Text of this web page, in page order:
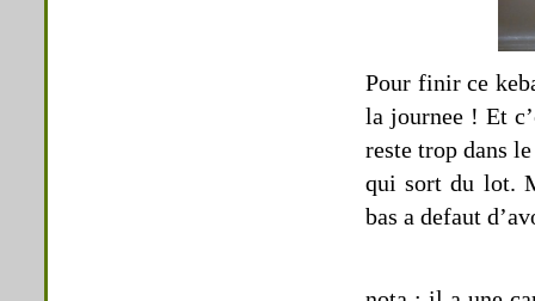
Pour finir ce
la journee ! Et
reste trop dans
qui sort du lot.
bas a defaut